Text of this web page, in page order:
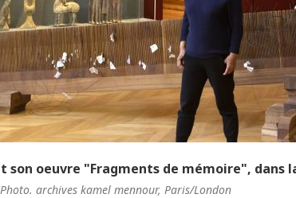
son oeuvre "Fragments de mémoire", dans
archives kamel mennour, Paris/London